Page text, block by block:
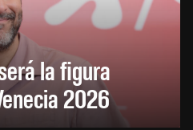
la figura
2026